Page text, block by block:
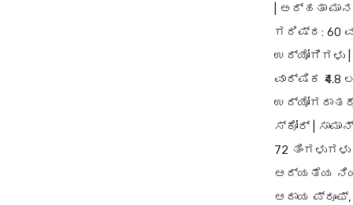
ಅರ್ಹತಾ
ಗರಿಷ್ಠ: 60
ಉದ್ಯೋಗಿಗಳು
ವಾರ್ಷಿಕ ₹4.8
ಸ್ಕೋರ್ |
72
ಆದ್ಯತೆಯ
ಆದಾಯ